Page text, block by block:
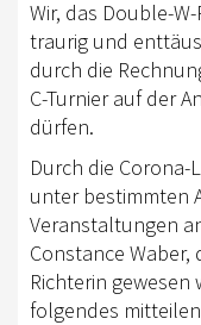
GERMAN OPEN
FREIZEIT
LEHRVIDEOS
EWU BERLIN-
VORSTAND B/BB
Wir, das Double-
traurig und
durch die
C-Turnier auf der
dürfen.
Durch die
unter bestimmten
Veranstaltungen
Constance Waber,
Richterin
folgendes